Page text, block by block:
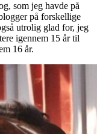
som jeg havde på
på forskellige
utrolig glad for, jeg
igennem 15 år til
16 år.